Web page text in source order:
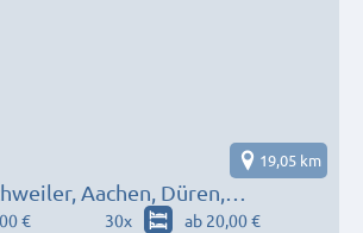
Aachen, Düren,
19,05 km
€ 30x
ab 20,00 €